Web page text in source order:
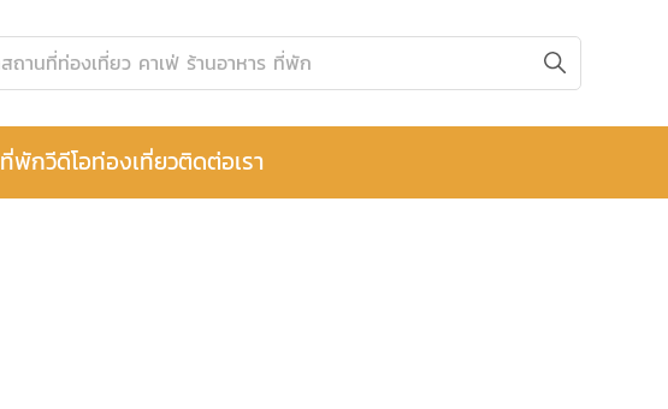
ที่พักวีดีโอท่องเที่ยวติดต่อเรา